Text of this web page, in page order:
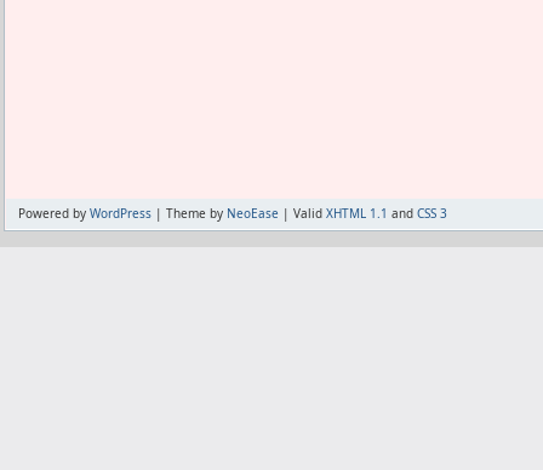
Powered by WordPress | Theme by NeoEase | Valid XHTML 1.1 and CSS 3